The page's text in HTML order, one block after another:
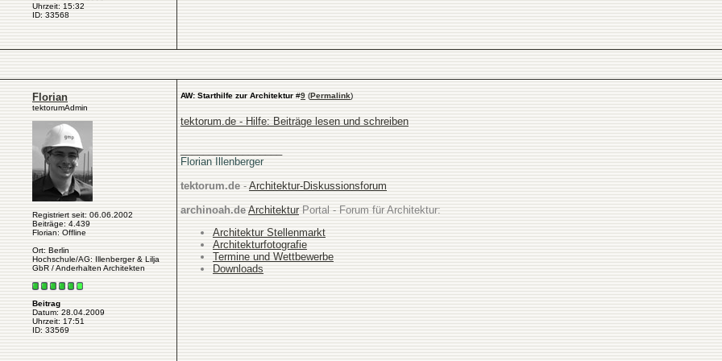
Uhrzeit: 15:32
ID: 33568
Florian
tektorumAdmin
Registriert seit: 06.06.2002
Beiträge: 4.439
Florian: Offline
Ort: Berlin
Hochschule/AG: Illenberger & Lilja
GbR / Anderhalten Architekten
Beitrag
Datum: 28.04.2009
Uhrzeit: 17:51
ID: 33569
AW: Starthilfe zur Architektur #9 (Permalink)
tektorum.de - Hilfe: Beiträge lesen und schreiben
Florian Illenberger
tektorum.de - Architektur-Diskussionsforum
archinoah.de ArchitekturPortal - Forum für Architektur:
Architektur Stellenmarkt
Architekturfotografie
Termine und Wettbewerbe
Downloads